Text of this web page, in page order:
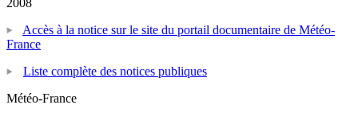
Accès à la notice sur le site du portail documentaire de Météo-
France
Liste complète des notices publiques
Météo-France